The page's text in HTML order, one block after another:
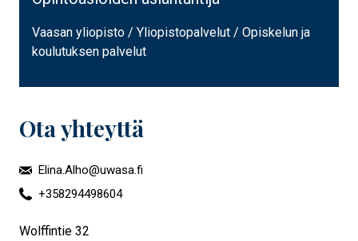
Vaasan yliopisto / Yliopistopalvelut / Opiskelun ja
koulutuksen palvelut
Ota yhteyttä
Elina.Alho@uwasa.fi
+358294498604
Wolffintie 32